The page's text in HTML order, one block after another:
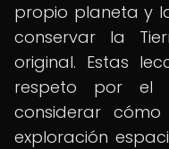
propio planeta y
conservar la
original. Estas
respeto por el
considerar
exploración